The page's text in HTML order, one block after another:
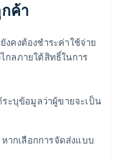
ค้า
งคงต้องชําระค่าใช้จ่าย
กลภายใต้สิทธิ์ในการ
ะบุข้อมูลว่าผู้ขายจะเป็น
ากเลือกการจัดส่งแบบ